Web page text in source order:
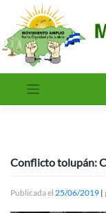
contenido
Conflicto tolupán:
Publicada el 25/06/2019 |